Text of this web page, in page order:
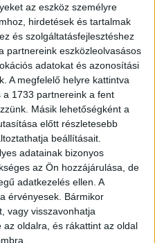
az eszköz személyre
hirdetések és tartalmak
és szolgáltatásfejlesztéshez
partnereink eszközleolvasásos
adatokat és azonosítási
A megfelelő helyre kattintva
1733 partnereink a fent
Másik lehetőségként a
előtt részletesebb
beállításait.
adatainak bizonyos
az Ön hozzájárulása, de
adatkezelés ellen. A
érvényesek. Bármikor
vagy visszavonhatja
oldalra, és rákattint az oldal
ott az élő zsűrizésen
érvek mennyire fontosak
szakmai szövetség
hogy a mennyiség mellett a
és a kreativitás
támogatása
Bízom benne, hogy az
a szakmai mércét” –
az MPRSZ elnöke.
az Avantgarde, de a
indulhat az APEX PR-
minősítés pedig 32